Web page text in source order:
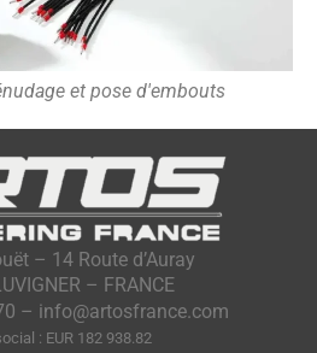
et pose d'embouts
– 14 Route d’Auray
– FRANCE
– info@artosfrance.com
: EUR 182 938.82